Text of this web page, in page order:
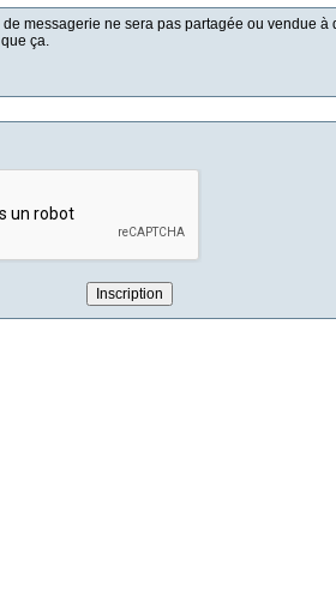
messagerie ne sera pas partagée ou vendue à
ça.